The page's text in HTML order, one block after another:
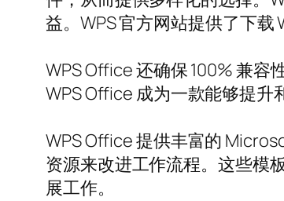
益。WPS 官方网站提供了下载
WPS Office 还确保 100% 兼
WPS Office 成为一款能够提升
WPS Office 提供丰富的
资源来改进工作流程。这些模
展工作。